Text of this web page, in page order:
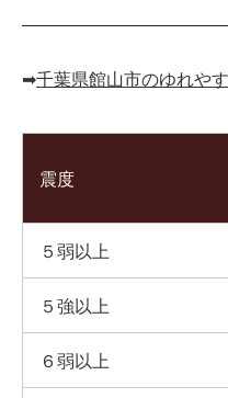
➡︎千葉県館山市のゆれや
震度
５弱以上
５強以上
６弱以上